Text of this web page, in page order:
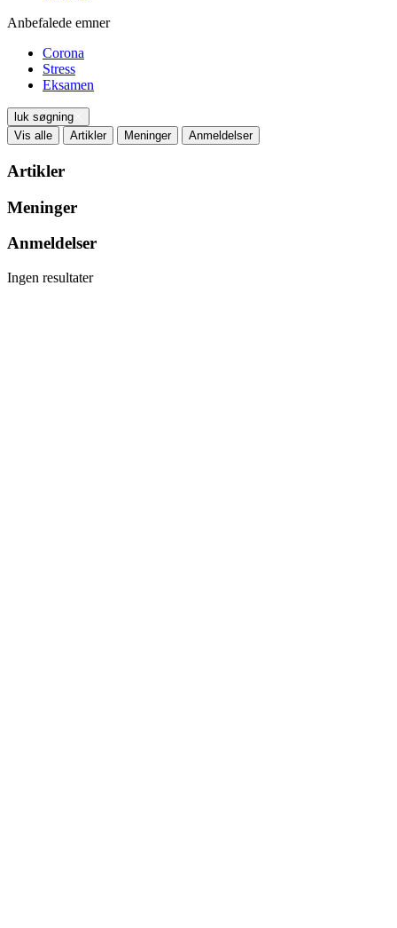
Anbefalede emner
Corona
Stress
Eksamen
luk søgning
Vis alle
Artikler Meninger Anmeldelser
Artikler
Meninger
Anmeldelser
Ingen resultater